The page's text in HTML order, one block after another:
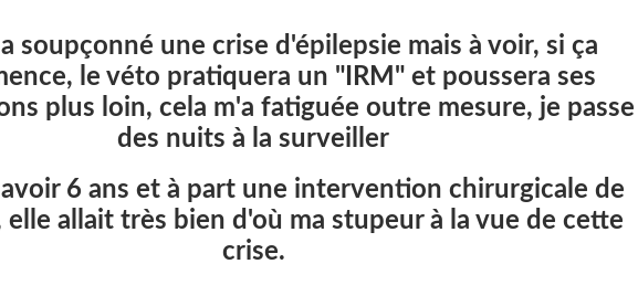
soupçonné une crise d'épilepsie mais à voir, si ça
le véto pratiquera un "IRM" et poussera ses
plus loin, cela m'a fatiguée outre mesure, je passe
des nuits à la surveiller
avoir 6 ans et à part une intervention chirurgicale de
elle allait très bien d'où ma stupeur à la vue de cette
crise.